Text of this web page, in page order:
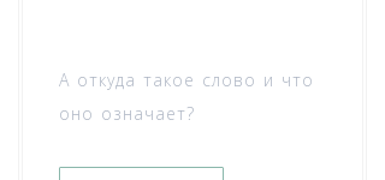
А откуда такое слово и что
оно означает?